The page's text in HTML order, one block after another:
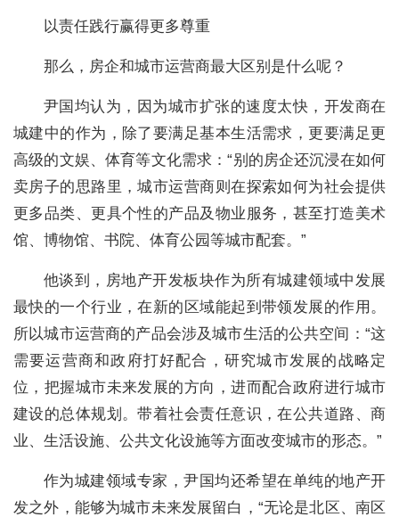
以责任践行赢得更多尊重
那么，房企和城市运营商最大区别是什么呢？
尹国均认为，因为城市扩张的速度太快，开发商在
城建中的作为，除了要满足基本生活需求，更要满足更
高级的文娱、体育等文化需求：“别的房企还沉浸在如何
卖房子的思路里，城市运营商则在探索如何为社会提供
更多品类、更具个性的产品及物业服务，甚至打造美术
馆、博物馆、书院、体育公园等城市配套。”
他谈到，房地产开发板块作为所有城建领域中发展
最快的一个行业，在新的区域能起到带领发展的作用。
所以城市运营商的产品会涉及城市生活的公共空间：“这
需要运营商和政府打好配合，研究城市发展的战略定
位，把握城市未来发展的方向，进而配合政府进行城市
建设的总体规划。带着社会责任意识，在公共道路、商
业、生活设施、公共文化设施等方面改变城市的形态。”
作为城建领域专家，尹国均还希望在单纯的地产开
发之外，能够为城市未来发展留白，“无论是北区、南区